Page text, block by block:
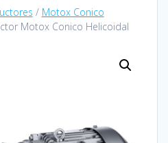
/ Motox Conico
Motox Conico Helicoidal